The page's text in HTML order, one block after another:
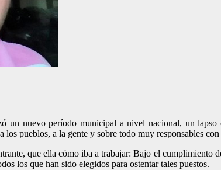
un nuevo período municipal a nivel nacional, un lapso
los pueblos, a la gente y sobre todo muy responsables
que ella cómo iba a trabajar: Bajo el
los que han sido elegidos para ostentar tales puestos.